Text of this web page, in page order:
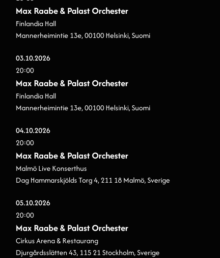
Max Raabe & Palast Orchester
Finlandia Hall
Mannerheimintie 13e, 00100 Helsinki, Suomi
03.10.2026
20:00
Max Raabe & Palast Orchester
Finlandia Hall
Mannerheimintie 13e, 00100 Helsinki, Suomi
04.10.2026
20:00
Max Raabe & Palast Orchester
Malmö Live Konserthus
Dag Hammarskjölds Torg 4, 211 18 Malmö, Sverige
05.10.2026
20:00
Max Raabe & Palast Orchester
Cirkus Arena & Restaurang
Djurgårdsslätten 43, 115 21 Stockholm, Sverige